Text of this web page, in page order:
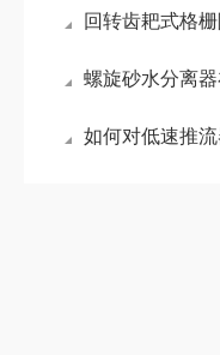
回转齿耙式格栅除污
螺旋砂水分离器在安装时应
如何对低速推